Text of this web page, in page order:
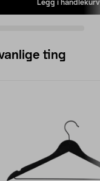
Legg i handlekurv
ting